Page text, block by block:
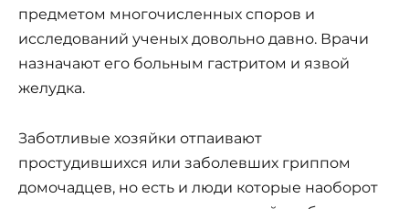
предметом многочисленных споров и
исследований ученых довольно давно. Врачи
назначают его больным гастритом и язвой
желудка.
Заботливые хозяйки отпаивают
простудившихся или заболевших гриппом
домочадцев, но есть и люди которые наоборот